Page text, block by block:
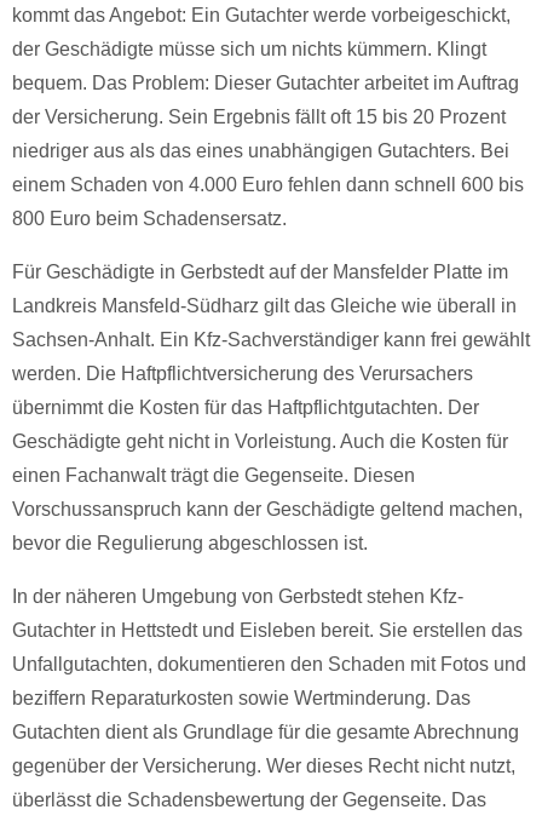
kommt das Angebot: Ein Gutachter werde vorbeigeschickt,
der Geschädigte müsse sich um nichts kümmern. Klingt
bequem. Das Problem: Dieser Gutachter arbeitet im Auftrag
der Versicherung. Sein Ergebnis fällt oft 15 bis 20 Prozent
niedriger aus als das eines unabhängigen Gutachters. Bei
einem Schaden von 4.000 Euro fehlen dann schnell 600 bis
800 Euro beim Schadensersatz.
Für Geschädigte in Gerbstedt auf der Mansfelder Platte im
Landkreis Mansfeld-Südharz gilt das Gleiche wie überall in
Sachsen-Anhalt. Ein Kfz-Sachverständiger kann frei gewählt
werden. Die Haftpflichtversicherung des Verursachers
übernimmt die Kosten für das Haftpflichtgutachten. Der
Geschädigte geht nicht in Vorleistung. Auch die Kosten für
einen Fachanwalt trägt die Gegenseite. Diesen
Vorschussanspruch kann der Geschädigte geltend machen,
bevor die Regulierung abgeschlossen ist.
In der näheren Umgebung von Gerbstedt stehen Kfz-
Gutachter in Hettstedt und Eisleben bereit. Sie erstellen das
Unfallgutachten, dokumentieren den Schaden mit Fotos und
beziffern Reparaturkosten sowie Wertminderung. Das
Gutachten dient als Grundlage für die gesamte Abrechnung
gegenüber der Versicherung. Wer dieses Recht nicht nutzt,
überlässt die Schadensbewertung der Gegenseite. Das